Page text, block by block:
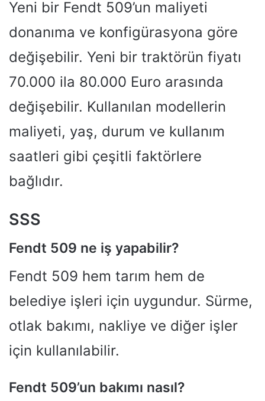
Yeni bir Fendt 509’un maliyeti
donanıma ve konfigürasyona göre
değişebilir. Yeni bir traktörün fiyatı
70.000 ila 80.000 Euro arasında
değişebilir. Kullanılan modellerin
maliyeti, yaş, durum ve kullanım
saatleri gibi çeşitli faktörlere
bağlıdır.
SSS
Fendt 509 ne iş yapabilir?
Fendt 509 hem tarım hem de
belediye işleri için uygundur. Sürme,
otlak bakımı, nakliye ve diğer işler
için kullanılabilir.
Fendt 509’un bakımı nasıl?